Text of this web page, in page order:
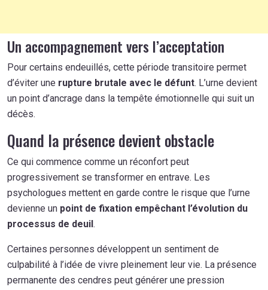
Un accompagnement vers l’acceptation
Pour certains endeuillés, cette période transitoire permet
d’éviter une rupture brutale avec le défunt. L’urne devient
un point d’ancrage dans la tempête émotionnelle qui suit un
décès.
Quand la présence devient obstacle
Ce qui commence comme un réconfort peut
progressivement se transformer en entrave. Les
psychologues mettent en garde contre le risque que l’urne
devienne un point de fixation empêchant l’évolution du
processus de deuil.
Certaines personnes développent un sentiment de
culpabilité à l’idée de vivre pleinement leur vie. La présence
permanente des cendres peut générer une pression